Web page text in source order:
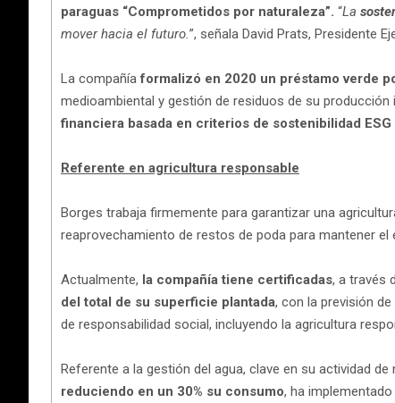
paraguas “Comprometidos por naturaleza”. “La
mover hacia el futuro.”, señala David Prats, Presidente
La compañíaformalizó en 2020 un préstamo verde
medioambiental y gestión de residuos de su
financiera basada en criterios de sostenibilidad ESG
Referente en agricultura responsable
Borges trabaja firmemente para garantizar una
reaprovechamiento de restos de poda para mantener
Actualmente, la compañía tiene certificadas, a través
del total de su superficie plantada, con la previsión
de responsabilidad social, incluyendo la agricultura
Referente a la gestión del agua, clave en su actividad
reduciendo en un 30% su consumo, ha implementado